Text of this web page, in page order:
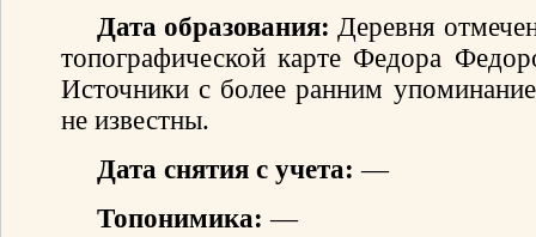
Дата образования: Деревня
топографической карте Федора
Источники с более ранним
не известны.
Дата снятия с учета: —
Топонимика: —